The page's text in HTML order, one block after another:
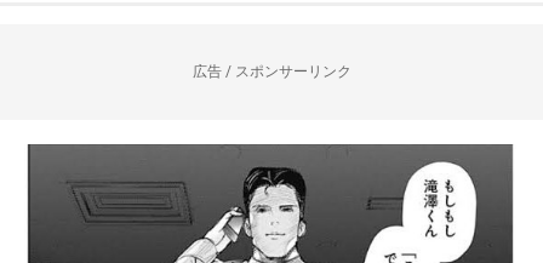
広告 / スポンサーリンク